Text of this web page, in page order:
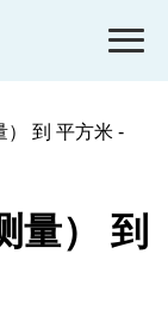
） 到 平方米 -
量） 到